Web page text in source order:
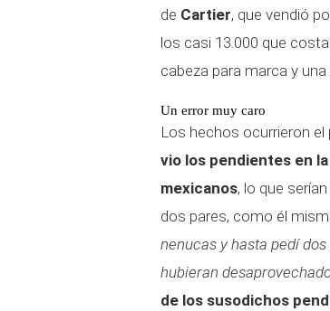
de Cartier, que vendió
los casi 13.000 que
cabeza para marca y
Un error muy caro
Los hechos ocurrieron
vio los pendientes en
mexicanos, lo que
dos pares, como él
nenucas y hasta pedí
hubieran
de los susodichos